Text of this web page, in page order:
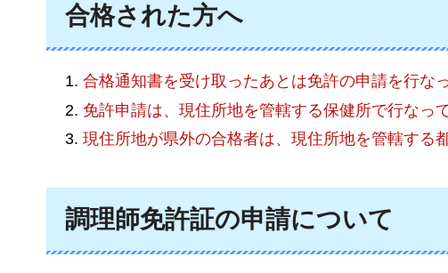
合格された方へ
合格通知書を受け取ったあとは免許の申請を行な
免許申請は、現住所地を管轄する保健所で行なっ
現住所地が県外の合格者は、現住所地を管轄する
調理師免許証の申請について